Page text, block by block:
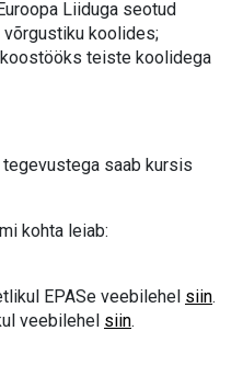
Liiduga seotud
koolides;
teiste koolidega
tegevustega saab kursis
kohta leiab:
EPASe veebilehel siin.
veebilehel siin.